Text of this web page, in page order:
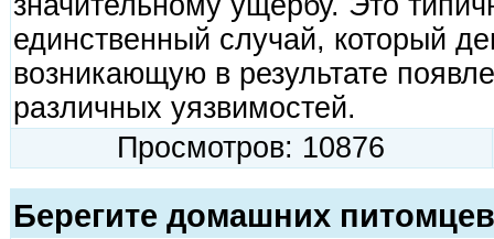
единственный случай, который
возникающую в результате
различных уязвимостей.
Просмотров: 10876
Берегите домашних питомцев